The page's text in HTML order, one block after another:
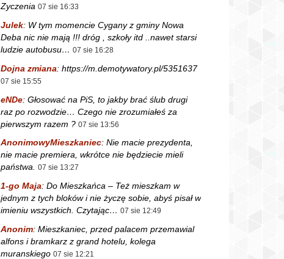
Zyczenia 07 sie 16:33
Julek: W tym momencie Cygany z gminy Nowa
Deba nic nie mają !!! dróg , szkoły itd ..nawet starsi
ludzie autobusu… 07 sie 16:28
Dojna zmiana: https://m.demotywatory.pl/5351637
07 sie 15:55
eNDe: Głosować na PiS, to jakby brać ślub drugi
raz po rozwodzie… Czego nie zrozumiałeś za
pierwszym razem ? 07 sie 13:56
AnonimowyMieszkaniec: Nie macie prezydenta,
nie macie premiera, wkrótce nie będziecie mieli
państwa. 07 sie 13:27
1-go Maja: Do Mieszkańca – Też mieszkam w
jednym z tych bloków i nie życzę sobie, abyś pisał w
imieniu wszystkich. Czytając… 07 sie 12:49
Anonim: Mieszkaniec, przed palacem przemawial
alfons i bramkarz z grand hotelu, kolega
muranskiego 07 sie 12:21